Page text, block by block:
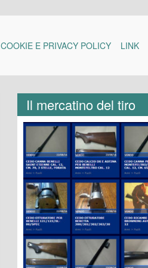
COOKIE E PRIVACY POLICY LINK
Il mercatino del tiro